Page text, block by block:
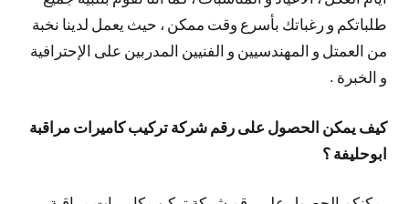
طلباتكم و رغباتك بأسرع وقت ممكن ، حيث يعمل لدينا نخبة
من العمتل و المهندسيين و الفنيين المدربين على الإحترافية
و الخبرة .
كيف يمكن الحصول على رقم شركة تركيب كاميرات مراقبة
ابوحليفة ؟